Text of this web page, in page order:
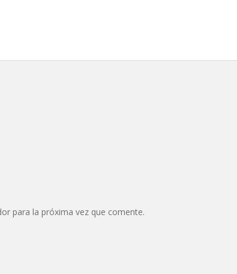
para la próxima vez que comente.